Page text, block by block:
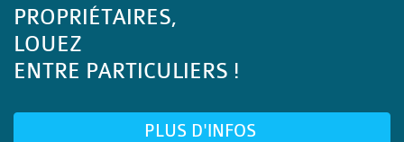
PROPRIÉTAIRES,
LOUEZ
ENTRE PARTICULIERS !
PLUS D'INFOS